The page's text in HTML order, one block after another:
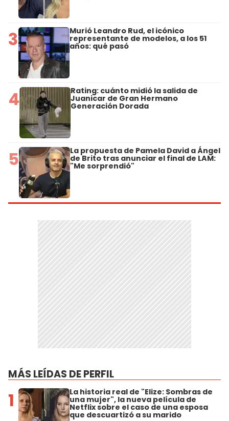
3 Murió Leandro Rud, el icónico
representante de modelos, a los 51
años: qué pasó
4 Rating: cuánto midió la salida de
Juanicar de Gran Hermano
Generación Dorada
5 La propuesta de Pamela David a Ángel
de Brito tras anunciar el final de LAM:
"Me sorprendió"
MÁS LEÍDAS DE PERFIL
1 La historia real de "Elize: Sombras de
una mujer", la nueva película de
Netflix sobre el caso de una esposa
que descuartizó a su marido